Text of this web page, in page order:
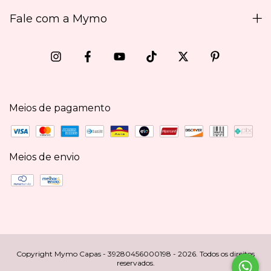
Fale com a Mymo
Meios de pagamento
Meios de envio
Copyright Mymo Capas - 39280456000198 - 2026. Todos os direitos
reservados.